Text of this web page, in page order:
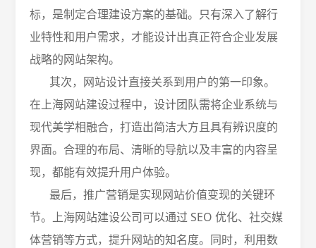
标，是制定合理建设方案的基础。只有深入了解行
业特性和用户需求，才能设计出真正符合企业发展
战略的网站架构。
其次，网站设计直接关系到用户的第一印象。
在上海网站建设过程中，设计团队需将企业系统与
现代美学相融合，打造出简洁大方且具有辨识度的
界面。合理的布局、清晰的导航以及丰富的内容呈
现，都能有效提升用户体验。
最后，推广营销是实现网站价值变现的关键环
节。上海网站建设公司可以通过 SEO 优化、社交媒
体营销等方式，提升网站的知名度。同时，利用数